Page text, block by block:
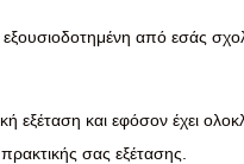
από εσάς
εξέταση και εφόσον έχει
σας εξέτασης.